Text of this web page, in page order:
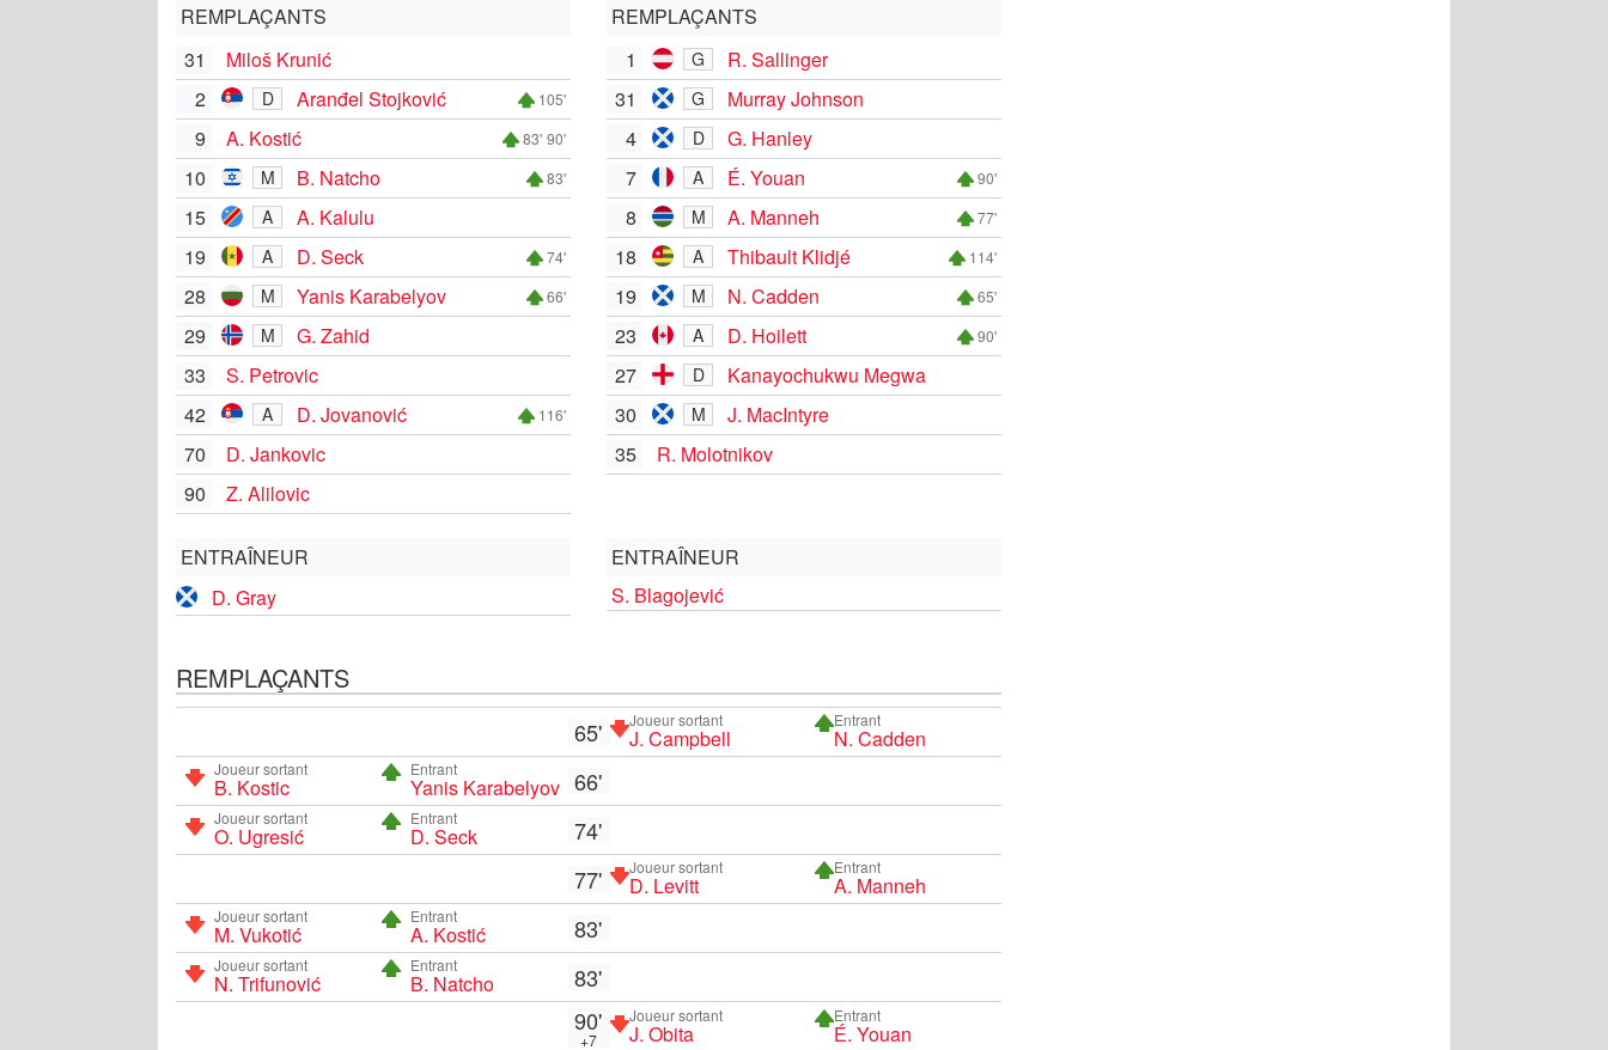
REMPLAÇANTS
31
Miloš Krunić
2
D Aranđel Stojković 105'
9 A. Kostić 83' 90'
10 M B. Natcho 83'
15 A
A. Kalulu
19
A D. Seck 74'
28 M Yanis Karabelyov 66'
29 M
G. Zahid
33
S. Petrovic
42
A D. Jovanović 116'
70
D. Jankovic
90
Z. Alilovic
ENTRAÎNEUR
D. Gray
REMPLAÇANTS
1
G
R. Sallinger
31
G
Murray Johnson
4
D
G. Hanley
7
A É. Youan 90'
8 M A. Manneh 77'
18 A Thibault Klidjé 114'
19 M N. Cadden 65'
23 A D. Hoilett 90'
27 D
Kanayochukwu Megwa
30
M
J. MacIntyre
35
R. Molotnikov
ENTRAÎNEUR
S. Blagojević
REMPLAÇANTS
65' Joueur sortant
J. Campbell
Entrant
N. Cadden
Joueur sortant
B. Kostic
Entrant
Yanis Karabelyov 66'
Joueur sortant
O. Ugresić
Entrant
D. Seck
74'
77'
Joueur sortant
D. Levitt
Entrant
A. Manneh
Joueur sortant
M. Vukotić
Entrant
A. Kostić 83'
Joueur sortant
N. Trifunović
Entrant
B. Natcho
83'
90'
+7
Joueur sortant
J. Obita
Entrant
É. Youan